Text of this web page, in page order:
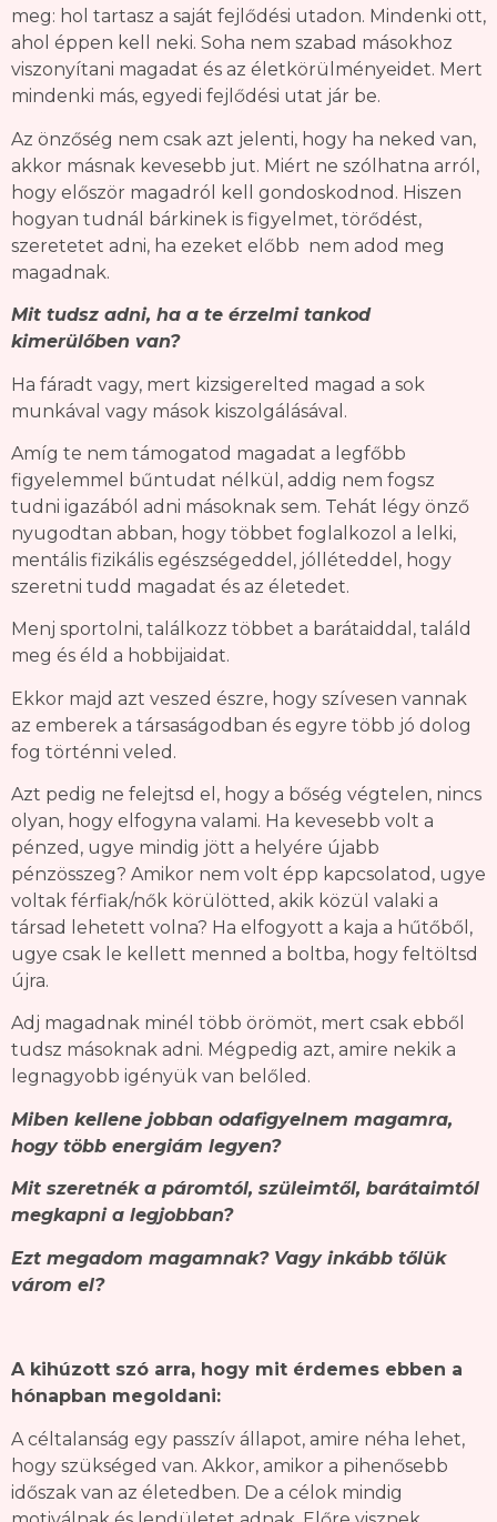
meg: hol tartasz a saját fejlődési utadon. Mindenki ott,
ahol éppen kell neki. Soha nem szabad másokhoz
viszonyítani magadat és az életkörülményeidet. Mert
mindenki más, egyedi fejlődési utat jár be.
Az önzőség nem csak azt jelenti, hogy ha neked van,
akkor másnak kevesebb jut. Miért ne szólhatna arról,
hogy először magadról kell gondoskodnod. Hiszen
hogyan tudnál bárkinek is figyelmet, törődést,
szeretetet adni, ha ezeket előbb nem adod meg
magadnak.
Mit tudsz adni, ha a te érzelmi tankod
kimerülőben van?
Ha fáradt vagy, mert kizsigerelted magad a sok
munkával vagy mások kiszolgálásával.
Amíg te nem támogatod magadat a legfőbb
figyelemmel bűntudat nélkül, addig nem fogsz
tudni igazából adni másoknak sem. Tehát légy önző
nyugodtan abban, hogy többet foglalkozol a lelki,
mentális fizikális egészségeddel, jólléteddel, hogy
szeretni tudd magadat és az életedet.
Menj sportolni, találkozz többet a barátaiddal, találd
meg és éld a hobbijaidat.
Ekkor majd azt veszed észre, hogy szívesen vannak
az emberek a társaságodban és egyre több jó dolog
fog történni veled.
Azt pedig ne felejtsd el, hogy a bőség végtelen, nincs
olyan, hogy elfogyna valami. Ha kevesebb volt a
pénzed, ugye mindig jött a helyére újabb
pénzösszeg? Amikor nem volt épp kapcsolatod, ugye
voltak férfiak/nők körülötted, akik közül valaki a
társad lehetett volna? Ha elfogyott a kaja a hűtőből,
ugye csak le kellett menned a boltba, hogy feltöltsd
újra.
Adj magadnak minél több örömöt, mert csak ebből
tudsz másoknak adni. Mégpedig azt, amire nekik a
legnagyobb igényük van belőled.
Miben kellene jobban odafigyelnem magamra,
hogy több energiám legyen?
Mit szeretnék a páromtól, szüleimtől, barátaimtól
megkapni a legjobban?
Ezt megadom magamnak? Vagy inkább tőlük
várom el?
A kihúzott szó arra, hogy mit érdemes ebben a
hónapban megoldani:
A céltalanság egy passzív állapot, amire néha lehet,
hogy szükséged van. Akkor, amikor a pihenősebb
időszak van az életedben. De a célok mindig